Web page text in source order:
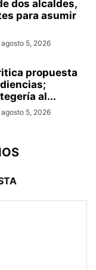
dos alcaldes,
para asumir
agosto 5, 2026
propuesta
al...
agosto 5, 2026